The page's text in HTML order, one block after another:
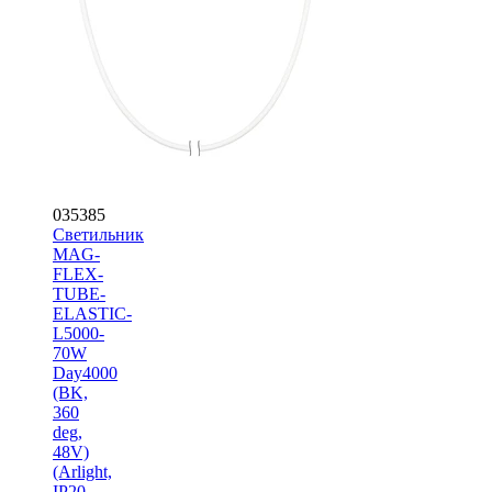
035385
Светильник
MAG-
FLEX-
TUBE-
ELASTIC-
L5000-
70W
Day4000
(BK,
360
deg,
48V)
(Arlight,